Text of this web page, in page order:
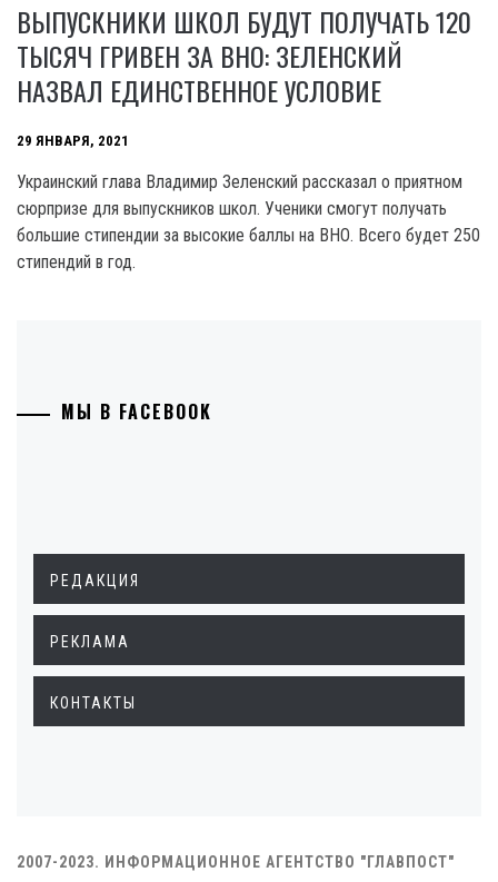
ВЫПУСКНИКИ ШКОЛ БУДУТ ПОЛУЧАТЬ 120
ТЫСЯЧ ГРИВЕН ЗА ВНО: ЗЕЛЕНСКИЙ
НАЗВАЛ ЕДИНСТВЕННОЕ УСЛОВИЕ
29 ЯНВАРЯ, 2021
Украинский глава Владимир Зеленский рассказал о приятном
сюрпризе для выпускников школ. Ученики смогут получать
большие стипендии за высокие баллы на ВНО. Всего будет 250
стипендий в год.
МЫ В FACEBOOK
РЕДАКЦИЯ
РЕКЛАМА
КОНТАКТЫ
2007-2023. ИНФОРМАЦИОННОЕ АГЕНТСТВО "ГЛАВПОСТ"